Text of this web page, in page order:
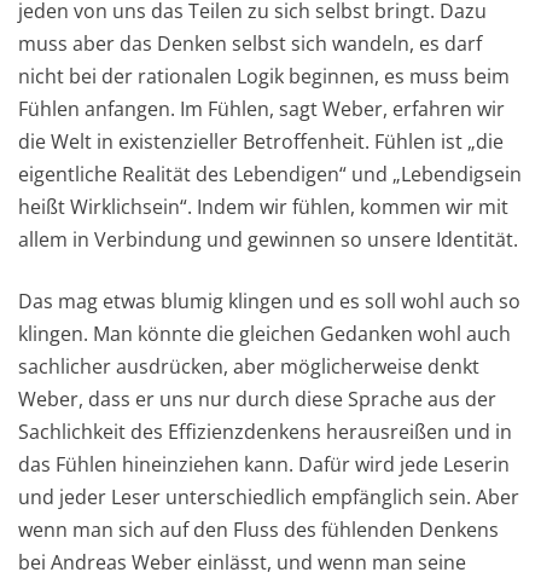
jeden von uns das Teilen zu sich selbst bringt. Dazu
muss aber das Denken selbst sich wandeln, es darf
nicht bei der rationalen Logik beginnen, es muss beim
Fühlen anfangen. Im Fühlen, sagt Weber, erfahren wir
die Welt in existenzieller Betroffenheit. Fühlen ist „die
eigentliche Realität des Lebendigen“ und „Lebendigsein
heißt Wirklichsein“. Indem wir fühlen, kommen wir mit
allem in Verbindung und gewinnen so unsere Identität.
Das mag etwas blumig klingen und es soll wohl auch so
klingen. Man könnte die gleichen Gedanken wohl auch
sachlicher ausdrücken, aber möglicherweise denkt
Weber, dass er uns nur durch diese Sprache aus der
Sachlichkeit des Effizienzdenkens herausreißen und in
das Fühlen hineinziehen kann. Dafür wird jede Leserin
und jeder Leser unterschiedlich empfänglich sein. Aber
wenn man sich auf den Fluss des fühlenden Denkens
bei Andreas Weber einlässt, und wenn man seine